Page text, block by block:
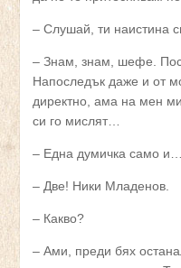
– Слушай, ти наистина
– Знам, знам, шефе.
Напоследък даже и от
директно, ама на мен
си го мислят…
– Една думичка само и…
– Две! Ники Младенов.
– Какво?
– Ами, преди бях